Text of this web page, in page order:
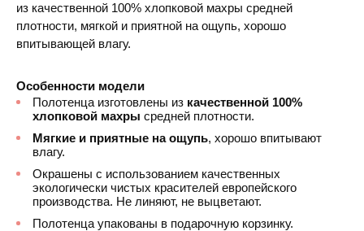
из качественной 100% хлопковой махры средней
плотности, мягкой и приятной на ощупь, хорошо
впитывающей влагу.
Особенности модели
Полотенца изготовлены из качественной 100%
хлопковой махры средней плотности.
Мягкие и приятные на ощупь, хорошо впитывают
влагу.
Окрашены с использованием качественных
экологически чистых красителей европейского
производства. Не линяют, не выцветают.
Полотенца упакованы в подарочную корзинку.